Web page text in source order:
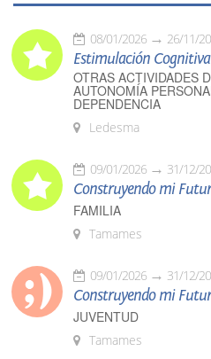
08/01/2026 26/11/
Estimulación Cognitiva
OTRAS ACTIVIDADES
AUTONOMÍA
DEPENDENCIA
Ledesma
09/01/2026 31/12/
Construyendo mi
FAMILIA
Tamames
09/01/2026 31/12/
Construyendo mi
JUVENTUD
Tamames